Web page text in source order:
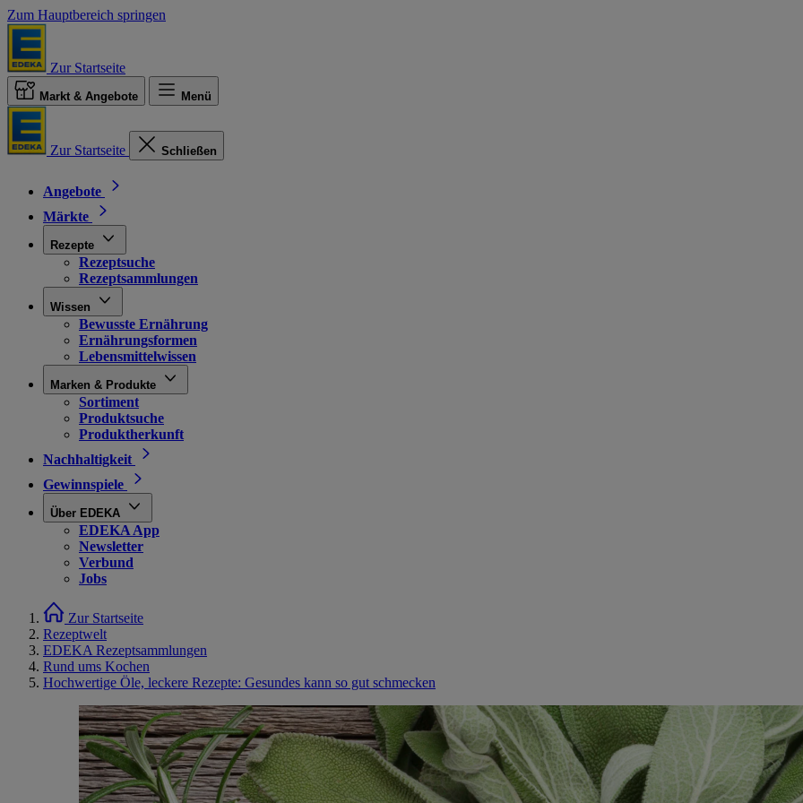
Zum Hauptbereich springen
Zur Startseite
Markt & Angebote Menü
Zur Startseite Schließen
Angebote
Märkte
Rezepte
Rezeptsuche
Rezeptsammlungen
Wissen
Bewusste Ernährung
Ernährungsformen
Lebensmittelwissen
Marken & Produkte
Sortiment
Produktsuche
Produktherkunft
Nachhaltigkeit
Gewinnspiele
Über EDEKA
EDEKA App
Newsletter
Verbund
Jobs
Zur Startseite
Rezeptwelt
EDEKA Rezeptsammlungen
Rund ums Kochen
Hochwertige Öle, leckere Rezepte: Gesundes kann so gut schmecken